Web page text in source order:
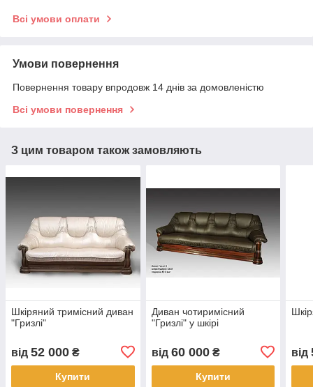
Всі умови оплати
Умови повернення
Повернення товару впродовж 14 днів за домовленістю
Всі умови повернення
З цим товаром також замовляють
Шкіряний тримісний диван
"Гризлі"
від 52 000 ₴
Купити
Диван чотиримісний
"Гризлі" у шкірі
від 60 000₴
Купити
від